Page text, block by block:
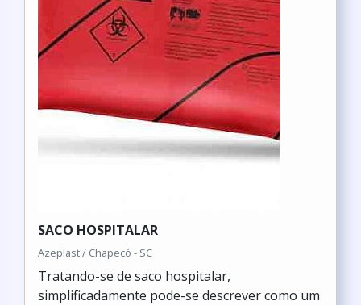
SACO HOSPITALAR
Azeplast / Chapecó - SC
Tratando-se de saco hospitalar,
simplificadamente pode-se descrever como um